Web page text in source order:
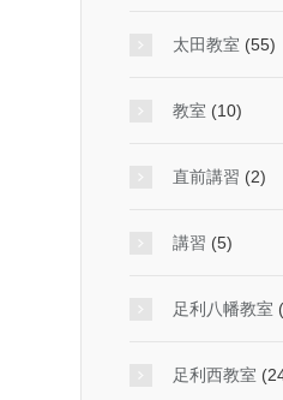
太田教室 (55)
教室 (10)
直前講習 (2)
講習 (5)
足利八幡教室
足利西教室